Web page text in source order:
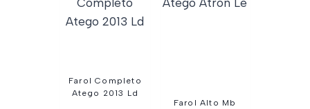
Farol Completo
Atego 2013 Ld
Farol Alto Mb